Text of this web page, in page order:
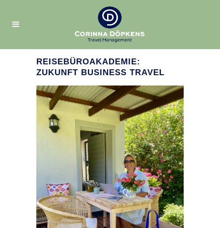
REISEBÜROAKADEMIE:
ZUKUNFT BUSINESS TRAVEL